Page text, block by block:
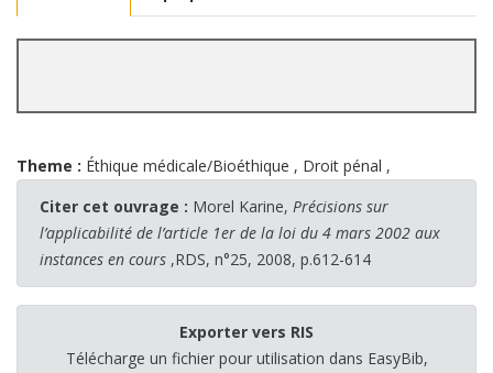
Theme : Éthique médicale/Bioéthique , Droit pénal ,
Citer cet ouvrage : Morel Karine, Précisions sur
l’applicabilité de l’article 1er de la loi du 4 mars 2002 aux
instances en cours ,RDS, n°25, 2008, p.612-614
Exporter vers RIS
Télécharge un fichier pour utilisation dans EasyBib,